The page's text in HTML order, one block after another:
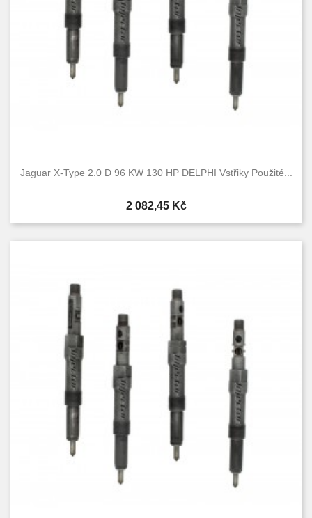
Jaguar X-Type 2.0 D 96 KW 130 HP DELPHI Vstřiky Použité...
Cena
2 082,45 Kč